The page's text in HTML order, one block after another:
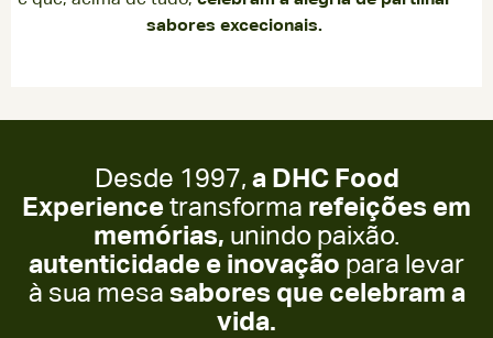
sabores excecionais.
Desde 1997, a DHC Food
Experiencetransforma refeições em
memórias, unindo paixão.
autenticidade e inovação para levar
à sua mesa sabores que celebram a
vida.